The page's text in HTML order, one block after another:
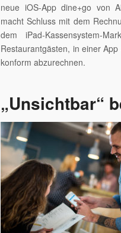
neue iOS-App dine+go von
macht Schluss mit dem
dem iPad-Kassensystem-
Restaurantgästen, in einer
konform abzurechnen.
„Unsichtbar“